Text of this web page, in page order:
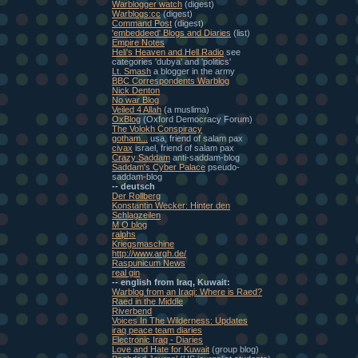
Warblogger watch (digest)
Warblogs:cc (digest)
Command Post (digest)
'embeddeed' Blogs and Diaries (list)
Empire Notes
Heli's Heaven and Hell Radio see
categories 'dubya' and 'politics'
Lt. Smash a blogger in the army
BBC Correspondents Warblog
Nick Denton
No war Blog
Veiled 4 Allah (a muslima)
OxBlog (Oxford Democracy Forum)
The Volokh Conspiracy
gotham...
usa, friend of salam pax
civax israel, friend of salam pax
Crazy Saddam anti-saddam-blog
Saddam's Cyber Palace pseudo-
saddam-blog
-- deutsch
Der Rollberg
Konstantin Wecker: Hinter den
Schlagzeilen
M O blog
ralphs
Kriegsmaschine
http://www.argh.de/
Raspunicum News
real gin
-- english from Iraq, Kuwait:
Warblog from an Iraqi: Where is Raed?
Raed in the Middle
Riverbend
Voices In The Wilderness: Updates
iraq peace team diaries
Electronic Iraq - Diaries
Love and Hate for Kuwait (group blog)